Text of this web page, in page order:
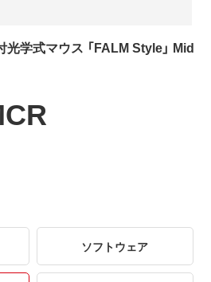
学式マウス 「FALM Style」 Mid
ソフトウェア